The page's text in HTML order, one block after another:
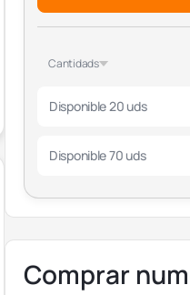
Cantidads
Disponible 20 uds
Disponible 70 uds
Comprar